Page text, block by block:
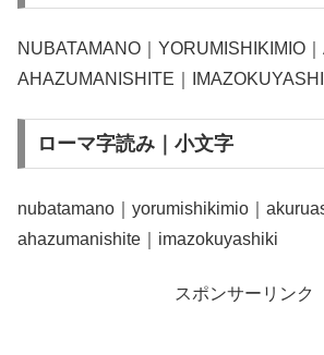
NUBATAMANO｜YORUMISHIKIMIO
AHAZUMANISHITE｜
ローマ字読み｜小文字
nubatamano｜yorumishikimio｜
ahazumanishite｜imazokuyashiki
スポンサーリンク